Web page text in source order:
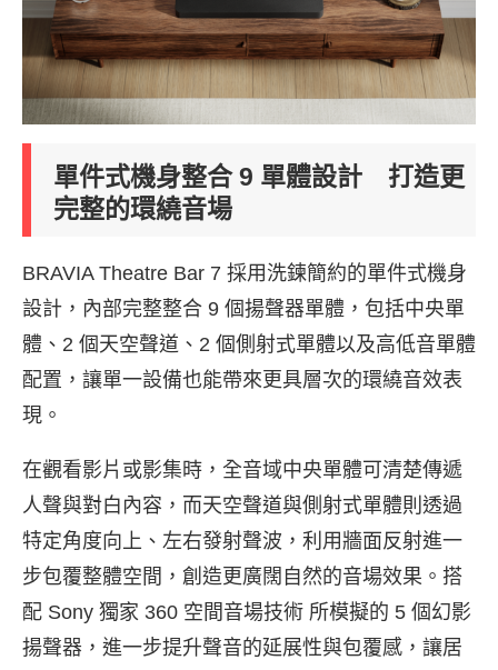
單件式機身整合 9 單體設計 打造更
完整的環繞音場
BRAVIA Theatre Bar 7 採用洗鍊簡約的單件式機身
設計，內部完整整合 9 個揚聲器單體，包括中央單
體、2 個天空聲道、2 個側射式單體以及高低音單體
配置，讓單一設備也能帶來更具層次的環繞音效表
現。
在觀看影片或影集時，全音域中央單體可清楚傳遞
人聲與對白內容，而天空聲道與側射式單體則透過
特定角度向上、左右發射聲波，利用牆面反射進一
步包覆整體空間，創造更廣闊自然的音場效果。搭
配 Sony 獨家 360 空間音場技術 所模擬的 5 個幻影
揚聲器，進一步提升聲音的延展性與包覆感，讓居